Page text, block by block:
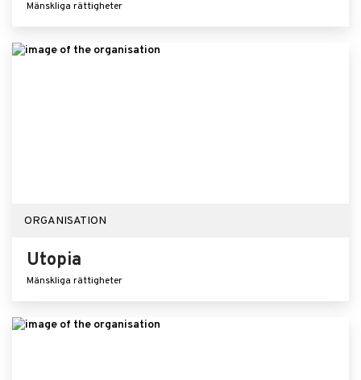
Mänskliga rättigheter
ORGANISATION
Utopia
Mänskliga rättigheter